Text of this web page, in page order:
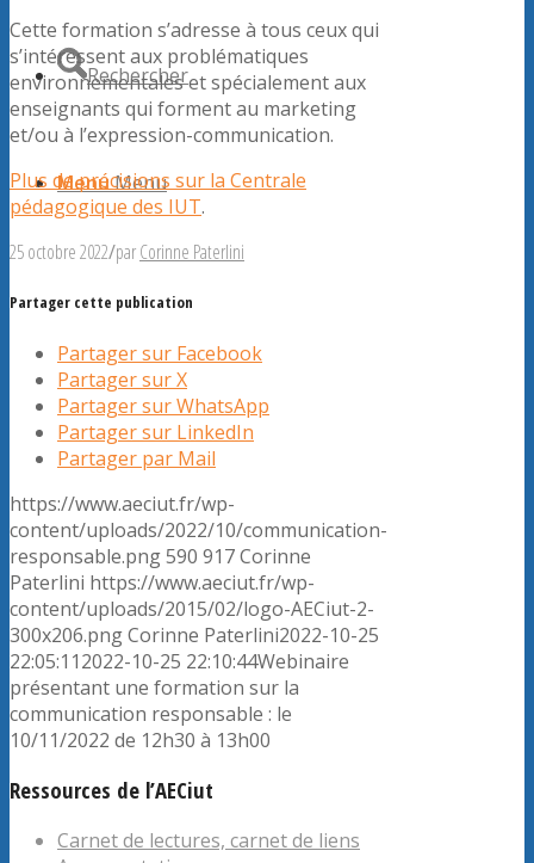
Rechercher
MenuMenu
Cette formation s’adresse à tous ceux qui
s’intéressent aux problématiques
environnementales et spécialement aux
enseignants qui forment au marketing
et/ou à l’expression-communication.
Plus de précisions sur la Centrale
pédagogique des IUT.
25 octobre 2022/parCorinne Paterlini
Partager cette publication
Partager sur Facebook
Partager sur X
Partager sur WhatsApp
Partager sur LinkedIn
Partager par Mail
https://www.aeciut.fr/wp-
content/uploads/2022/10/communication-
responsable.png590 917Corinne
Paterlini https://www.aeciut.fr/wp-
content/uploads/2015/02/logo-AECiut-2-
300x206.pngCorinne Paterlini2022-10-25
22:05:112022-10-25 22:10:44Webinaire
présentant une formation sur la
communication responsable : le
10/11/2022 de 12h30 à 13h00
Ressources de l’AECiut
Carnet de lectures, carnet de liens